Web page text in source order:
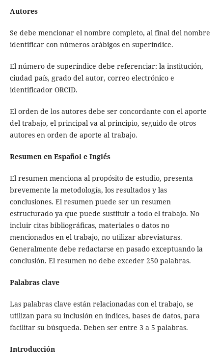
Autores
Se debe mencionar el nombre completo, al final del nombre
identificar con números arábigos en superíndice.
El número de superíndice debe referenciar: la institución,
ciudad país, grado del autor, correo electrónico e
identificador ORCID.
El orden de los autores debe ser concordante con el aporte
del trabajo, el principal va al principio, seguido de otros
autores en orden de aporte al trabajo.
Resumen en Español e Inglés
El resumen menciona al propósito de estudio, presenta
brevemente la metodología, los resultados y las
conclusiones. El resumen puede ser un resumen
estructurado ya que puede sustituir a todo el trabajo. No
incluir citas bibliográficas, materiales o datos no
mencionados en el trabajo, no utilizar abreviaturas.
Generalmente debe redactarse en pasado exceptuando la
conclusión. El resumen no debe exceder 250 palabras.
Palabras clave
Las palabras clave están relacionadas con el trabajo, se
utilizan para su inclusión en índices, bases de datos, para
facilitar su búsqueda. Deben ser entre 3 a 5 palabras.
Introducción